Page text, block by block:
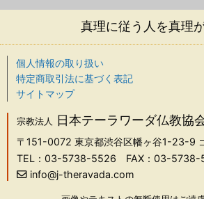
真理に従う人を真理
個人情報の取り扱い
特定商取引法に基づく表記
サイトマップ
宗教法人 日本テーラワーダ仏教協
〒151-0072 東京都渋谷区幡ヶ谷1-23-9
TEL：03-5738-5526 FAX：03-5738-
info@j-theravada.com